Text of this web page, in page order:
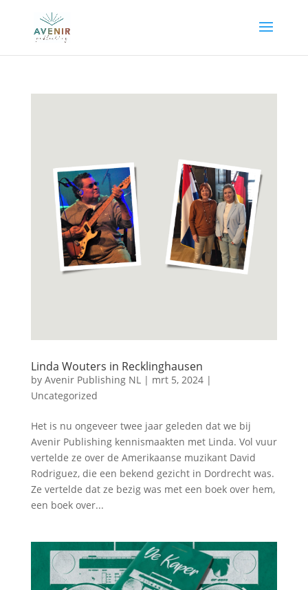
Linda Wouters in Recklinghausen
by Avenir Publishing NL| mrt 5, 2024|
Uncategorized
Het is nu ongeveer twee jaar geleden dat we bij
Avenir Publishing kennismaakten met Linda. Vol vuur
vertelde ze over de Amerikaanse muzikant David
Rodriguez, die een bekend gezicht in Dordrecht was.
Ze vertelde dat ze bezig was met een boek over hem,
een boek over...